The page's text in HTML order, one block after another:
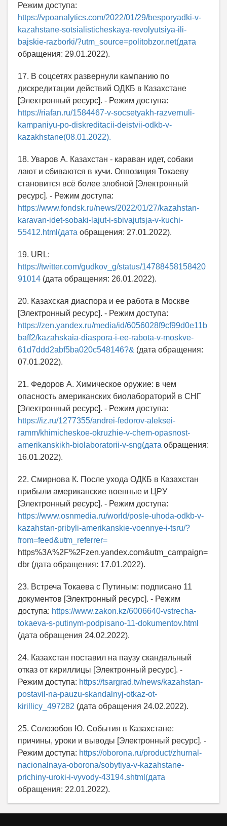
Режим доступа:
https://vpoanalytics.com/2022/01/29/besporyadki-v-
kazahstane-sotsialisticheskaya-revolyutsiya-ili-
bajskie-razborki/?utm_source=politobzor.net(дата
обращения: 29.01.2022).
17. В соцсетях развернули кампанию по
дискредитации действий ОДКБ в Казахстане
[Электронный ресурс]. - Режим доступа:
https://riafan.ru/1584467-v-socsetyakh-razvernuli-
kampaniyu-po-diskreditacii-deistvii-odkb-v-
kazakhstane(08.01.2022).
18. Уваров А. Казахстан - караван идет, собаки
лают и сбиваются в кучи. Оппозиция Токаеву
становится всё более злобной [Электронный
ресурс]. - Режим доступа:
https://www.fondsk.ru/news/2022/01/27/kazahstan-
karavan-idet-sobaki-lajut-i-sbivajutsja-v-kuchi-
55412.html(дата обращения: 27.01.2022).
19. URL:
https://twitter.com/gudkov_g/status/14788458158420
91014 (дата обращения: 26.01.2022).
20. Казахская диаспора и ее работа в Москве
[Электронный ресурс]. - Режим доступа:
https://zen.yandex.ru/media/id/6056028f9cf99d0e11b
baff2/kazahskaia-diaspora-i-ee-rabota-v-moskve-
61d7ddd2abf5ba020c548146?& (дата обращения:
07.01.2022).
21. Федоров А. Химическое оружие: в чем
опасность американских биолабораторий в СНГ
[Электронный ресурс]. - Режим доступа:
https://iz.ru/1277355/andrei-fedorov-aleksei-
ramm/khimicheskoe-okruzhie-v-chem-opasnost-
amerikanskikh-biolaboratorii-v-sng(дата обращения:
16.01.2022).
22. Смирнова К. После ухода ОДКБ в Казахстан
прибыли американские военные и ЦРУ
[Электронный ресурс]. - Режим доступа:
https://www.osnmedia.ru/world/posle-uhoda-odkb-v-
kazahstan-pribyli-amerikanskie-voennye-i-tsru/?
from=feed&utm_referrer=
https%3A%2F%2Fzen.yandex.com&utm_campaign=
dbr (дата обращения: 17.01.2022).
23. Встреча Токаева с Путиным: подписано 11
документов [Электронный ресурс]. - Режим
доступа: https://www.zakon.kz/6006640-vstrecha-
tokaeva-s-putinym-podpisano-11-dokumentov.html
(дата обращения 24.02.2022).
24. Казахстан поставил на паузу скандальный
отказ от кириллицы [Электронный ресурс]. -
Режим доступа: https://tsargrad.tv/news/kazahstan-
postavil-na-pauzu-skandalnyj-otkaz-ot-
kirillicy_497282 (дата обращения 24.02.2022).
25. Солозобов Ю. События в Казахстане:
причины, уроки и выводы [Электронный ресурс]. -
Режим доступа: https://oborona.ru/product/zhurnal-
nacionalnaya-oborona/sobytiya-v-kazahstane-
prichiny-uroki-i-vyvody-43194.shtml(дата
обращения: 22.01.2022).